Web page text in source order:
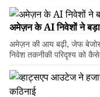
अमेज़न के AI निवेशों ने बड़ा
अमेज़न की आय बढ़ी, जेफ बेजोस
निवेश तकनीकी परिदृश्य को